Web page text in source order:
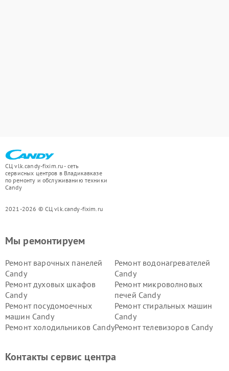
СЦ vlk.candy-fixim.ru - сеть
сервисных центров в Владикавказе
по ремонту и обслуживанию техники
Candy
2021-2026 © СЦ vlk.candy-fixim.ru
Мы ремонтируем
Ремонт варочных панелей
Candy
Ремонт водонагревателей
Candy
Ремонт духовых шкафов
Candy
Ремонт микроволновых
печей Candy
Ремонт посудомоечных
машин Candy
Ремонт стиральных машин
Candy
Ремонт холодильников CandyРемонт телевизоров Candy
Контакты сервис центра